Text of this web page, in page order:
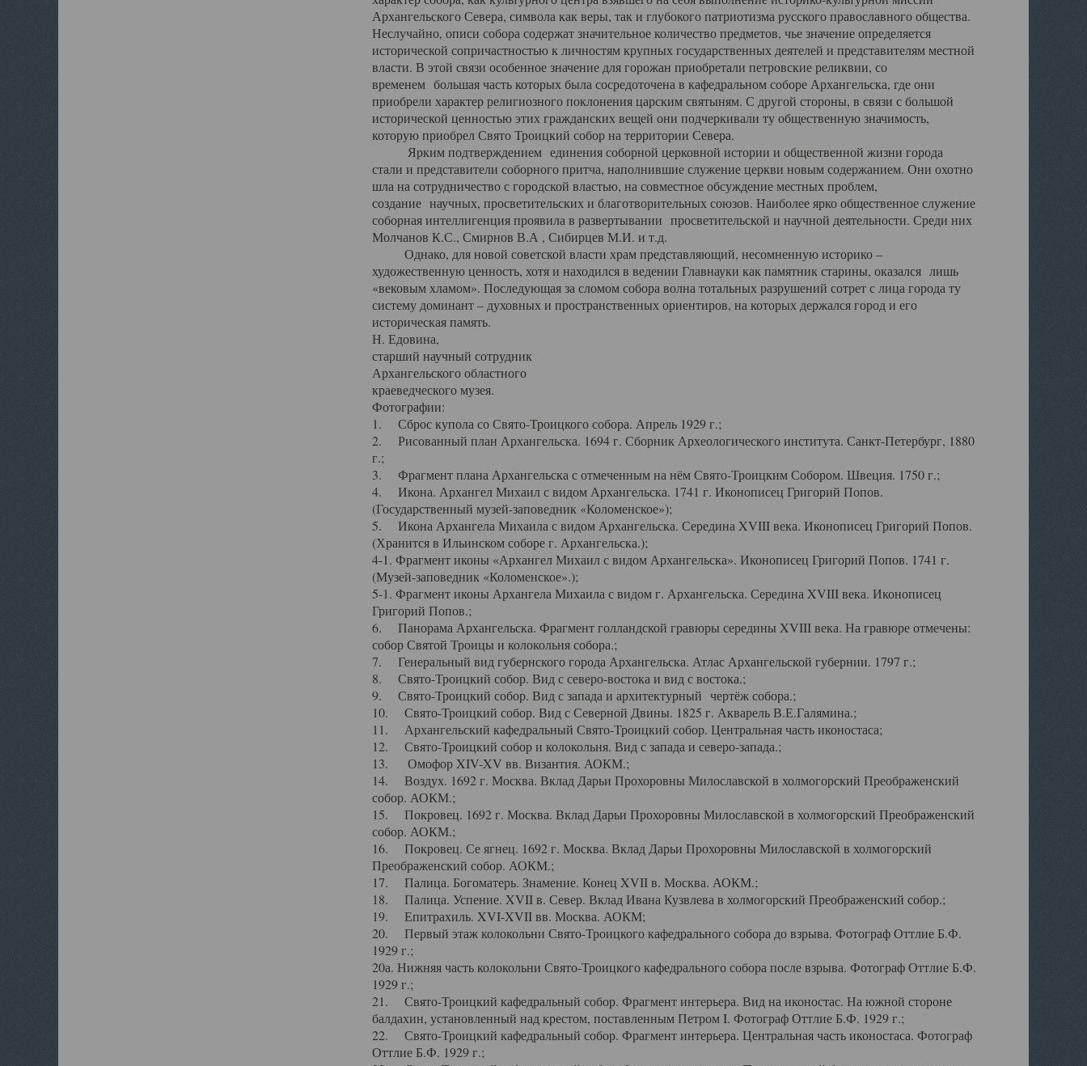
Архангельского Севера, символа как веры, так и глубокого патриотизма русского православного общества.
Неслучайно, описи собора содержат значительное количество предметов, чье значение определяется
исторической сопричастностью к личностям крупных государственных деятелей и представителям местной
власти. В этой связи особенное значение для горожан приобретали петровские реликвии, со
временем большая часть которых была сосредоточена в кафедральном соборе Архангельска, где они
приобрели характер религиозного поклонения царским святыням. С другой стороны, в связи с большой
исторической ценностью этих гражданских вещей они подчеркивали ту общественную значимость,
которую приобрел Свято Троицкий собор на территории Севера.
Ярким подтверждением единения соборной церковной истории и общественной жизни города
стали и представители соборного притча, наполнившие служение церкви новым содержанием. Они охотно
шла на сотрудничество с городской властью, на совместное обсуждение местных проблем,
создание научных, просветительских и благотворительных союзов. Наиболее ярко общественное служение
соборная интеллигенция проявила в развертывании просветительской и научной деятельности. Среди них
Молчанов К.С., Смирнов В.А , Сибирцев М.И. и т.д.
Однако, для новой советской власти храм представляющий, несомненную историко –
художественную ценность, хотя и находился в ведении Главнауки как памятник старины, оказался лишь
«вековым хламом». Последующая за сломом собора волна тотальных разрушений сотрет с лица города ту
систему доминант – духовных и пространственных ориентиров, на которых держался город и его
историческая память.
Н. Едовина,
старший научный сотрудник
Архангельского областного
краеведческого музея.
Фотографии:
1. Сброс купола со Свято-Троицкого собора. Апрель 1929 г.;
2. Рисованный план Архангельска. 1694 г. Сборник Археологического института. Санкт-Петербург, 1880
г.;
3. Фрагмент плана Архангельска с отмеченным на нём Свято-Троицким Собором. Швеция. 1750 г.;
4. Икона. Архангел Михаил с видом Архангельска. 1741 г. Иконописец Григорий Попов.
(Государственный музей-заповедник «Коломенское»);
5. Икона Архангела Михаила с видом Архангельска. Середина XVIII века. Иконописец Григорий Попов.
(Хранится в Ильинском соборе г. Архангельска.);
4-1. Фрагмент иконы «Архангел Михаил с видом Архангельска». Иконописец Григорий Попов. 1741 г.
(Музей-заповедник «Коломенское».);
5-1. Фрагмент иконы Архангела Михаила с видом г. Архангельска. Середина XVIII века. Иконописец
Григорий Попов.;
6. Панорама Архангельска. Фрагмент голландской гравюры середины XVIII века. На гравюре отмечены:
собор Святой Троицы и колокольня собора.;
7. Генеральный вид губернского города Архангельска. Атлас Архангельской губернии. 1797 г.;
8. Свято-Троицкий собор. Вид с северо-востока и вид с востока.;
9. Свято-Троицкий собор. Вид с запада и архитектурный чертёж собора.;
10. Свято-Троицкий собор. Вид с Северной Двины. 1825 г. Акварель В.Е.Галямина.;
11. Архангельский кафедральный Свято-Троицкий собор. Центральная часть иконостаса;
12. Свято-Троицкий собор и колокольня. Вид с запада и северо-запада.;
13. Омофор XIV-XV вв. Византия. АОКМ.;
14. Воздух. 1692 г. Москва. Вклад Дарьи Прохоровны Милославской в холмогорский Преображенский
собор. АОКМ.;
15. Покровец. 1692 г. Москва. Вклад Дарьи Прохоровны Милославской в холмогорский Преображенский
собор. АОКМ.;
16. Покровец. Се ягнец. 1692 г. Москва. Вклад Дарьи Прохоровны Милославской в холмогорский
Преображенский собор. АОКМ.;
17. Палица. Богоматерь. Знамение. Конец XVII в. Москва. АОКМ.;
18. Палица. Успение. XVII в. Север. Вклад Ивана Кузвлева в холмогорский Преображенский собор.;
19. Епитрахиль. XVI-XVII вв. Москва. АОКМ;
20. Первый этаж колокольни Свято-Троицкого кафедрального собора до взрыва. Фотограф Оттлие Б.Ф.
1929 г.;
20а. Нижняя часть колокольни Свято-Троицкого кафедрального собора после взрыва. Фотограф Оттлие Б.Ф.
1929 г.;
21. Свято-Троицкий кафедральный собор. Фрагмент интерьера. Вид на иконостас. На южной стороне
балдахин, установленный над крестом, поставленным Петром I. Фотограф Оттлие Б.Ф. 1929 г.;
22. Свято-Троицкий кафедральный собор. Фрагмент интерьера. Центральная часть иконостаса. Фотограф
Оттлие Б.Ф. 1929 г.;